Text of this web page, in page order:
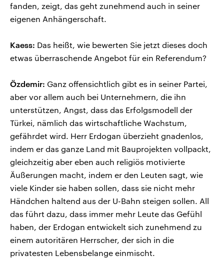
fanden, zeigt, das geht zunehmend auch in seiner
eigenen Anhängerschaft.
Kaess: Das heißt, wie bewerten Sie jetzt dieses doch
etwas überraschende Angebot für ein Referendum?
Özdemir: Ganz offensichtlich gibt es in seiner Partei,
aber vor allem auch bei Unternehmern, die ihn
unterstützen, Angst, dass das Erfolgsmodell der
Türkei, nämlich das wirtschaftliche Wachstum,
gefährdet wird. Herr Erdogan überzieht gnadenlos,
indem er das ganze Land mit Bauprojekten vollpackt,
gleichzeitig aber eben auch religiös motivierte
Äußerungen macht, indem er den Leuten sagt, wie
viele Kinder sie haben sollen, dass sie nicht mehr
Händchen haltend aus der U-Bahn steigen sollen. All
das führt dazu, dass immer mehr Leute das Gefühl
haben, der Erdogan entwickelt sich zunehmend zu
einem autoritären Herrscher, der sich in die
privatesten Lebensbelange einmischt.